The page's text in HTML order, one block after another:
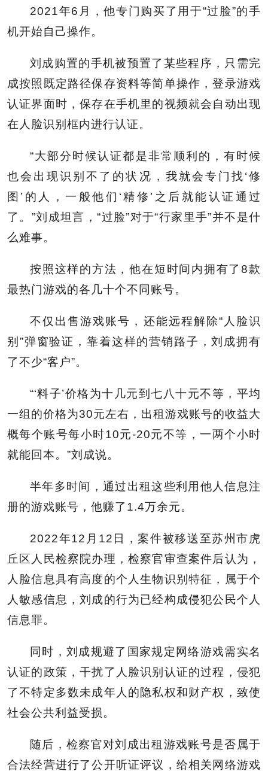
2021年6月，他专门购买了用于“过脸”的手
机开始自己操作。
刘成购置的手机被预置了某些程序，只需完
成按照既定路径保存资料等简单操作，登录游戏
认证界面时，保存在手机里的视频就会自动出现
在人脸识别框内进行认证。
“大部分时候认证都是非常顺利的，有时候
也会出现识别不了的状况，我就会专门找‘修
图’的人，一般他们‘精修’之后就能认证通过
了。”刘成坦言，“过脸”对于“行家里手”并不是什
么难事。
按照这样的方法，他在短时间内拥有了8款
最热门游戏的各几十个不同账号。
不仅出售游戏账号，还能远程解除“人脸识
别”弹窗验证，靠着这样的营销路子，刘成拥有
了不少“客户”。
“‘料子’价格为十几元到七八十元不等，平均
一组的价格为30元左右，出租游戏账号的收益大
概每个账号每小时10元-20元不等，一两个小时
就能回本。”刘成说。
半年多时间，通过出租这些利用他人信息注
册的游戏账号，他赚了1.4万余元。
2022年12月12日，案件被移送至苏州市虎
丘区人民检察院办理，检察官审查案件后认为，
人脸信息具有高度的个人生物识别特征，属于个
人敏感信息，刘成的行为已经构成侵犯公民个人
信息罪。
同时，刘成规避了国家规定网络游戏需实名
认证的政策，干扰了人脸识别认证的过程，侵犯
了不特定多数未成年人的隐私权和财产权，致使
社会公共利益受损。
随后，检察官对刘成出租游戏账号是否属于
合法经营进行了公开听证评议，给相关网络游戏